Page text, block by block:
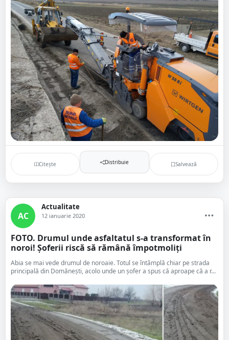
Citește Distribuie Salvează
AC
Actualitate
12 ianuarie 2020
FOTO. Drumul unde asfaltatul s-a transformat în
noroi! Șoferii riscă să rămână împotmoliți
Abia se mai vede drumul de noroaie. Totul se întâmplă chiar pe strada
principală din Domănești, acolo unde un șofer a spus că aproape că a r...